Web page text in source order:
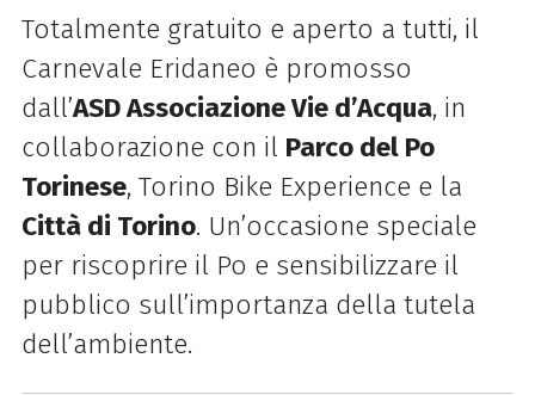
Totalmente gratuito e aperto a tutti, il
Carnevale Eridaneo è promosso
dall’ASD Associazione Vie d’Acqua, in
collaborazione con il Parco del Po
Torinese, Torino Bike Experience e la
Città di Torino. Un’occasione speciale
per riscoprire il Po e sensibilizzare il
pubblico sull’importanza della tutela
dell’ambiente.